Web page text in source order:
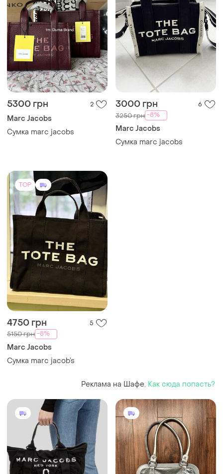
5300 грн 2
Marc Jacobs
Сумка marc jacobs
3000 грн 6
3250 грн -8%
Marc Jacobs
Сумка marc jacobs
TOP
4750 грн 5
5150 грн -8%
Marc Jacobs
Сумка marc jacob’s
Реклама на Шафе. Как сюда попасть?